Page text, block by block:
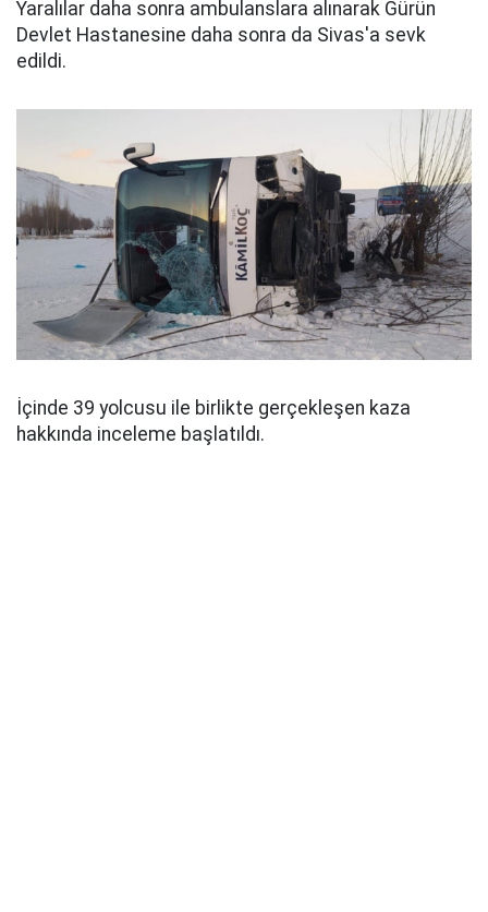
Yaralılar daha sonra ambulanslara alınarak Gürün
Devlet Hastanesine daha sonra da Sivas'a sevk
edildi.
İçinde 39 yolcusu ile birlikte gerçekleşen kaza
hakkında inceleme başlatıldı.